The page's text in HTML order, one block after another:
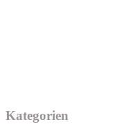
Kategorien